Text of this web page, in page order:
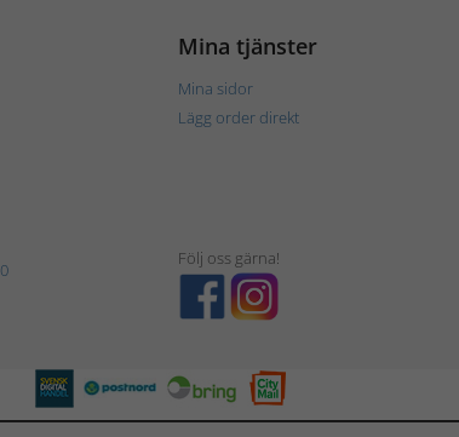
Mina tjänster
Mina sidor
Lägg order direkt
Följ oss gärna!